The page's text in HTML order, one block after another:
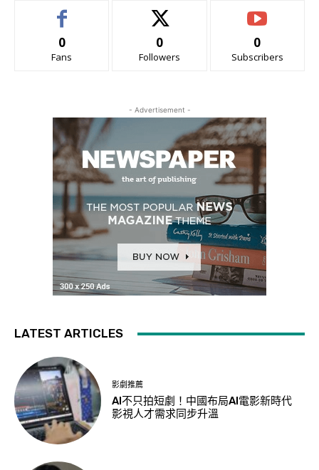
0
Fans
0
Followers
0
Subscribers
- Advertisement -
LATEST ARTICLES
影劇推薦
AI不只拍短劇！中國布局AI電影新時代
影視人才需求同步升溫